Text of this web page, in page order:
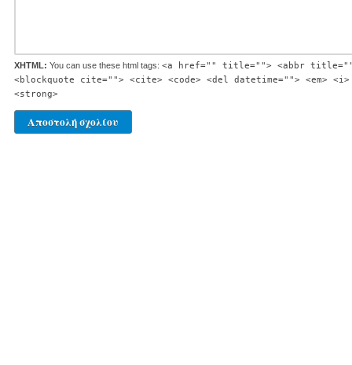
XHTML: You can use these html tags: <a href="" title=""> <abbr
<blockquote cite=""> <cite> <code> <del datetime=""> <em>
<strong>